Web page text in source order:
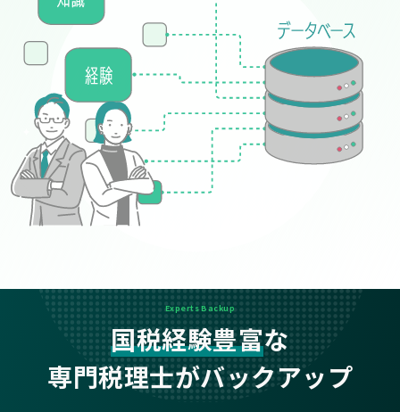
Experts Backup
国税経験豊富な
専門税理士がバックアップ